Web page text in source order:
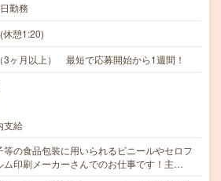
勤務
憩1:20)
3ヶ月以上） 最短で応募開始から1週間！
支給
等の食品包装に用いられるビニールやセロフ
ム印刷メーカーさんでのお仕事です！主…